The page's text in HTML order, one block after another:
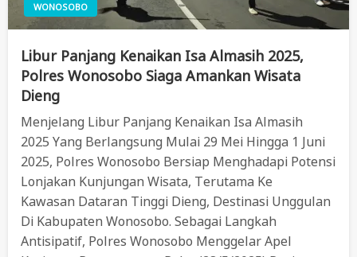
WONOSOBO
Libur Panjang Kenaikan Isa Almasih 2025,
Polres Wonosobo Siaga Amankan Wisata
Dieng
Menjelang Libur Panjang Kenaikan Isa Almasih
2025 Yang Berlangsung Mulai 29 Mei Hingga 1 Juni
2025, Polres Wonosobo Bersiap Menghadapi Potensi
Lonjakan Kunjungan Wisata, Terutama Ke
Kawasan Dataran Tinggi Dieng, Destinasi Unggulan
Di Kabupaten Wonosobo. Sebagai Langkah
Antisipatif, Polres Wonosobo Menggelar Apel